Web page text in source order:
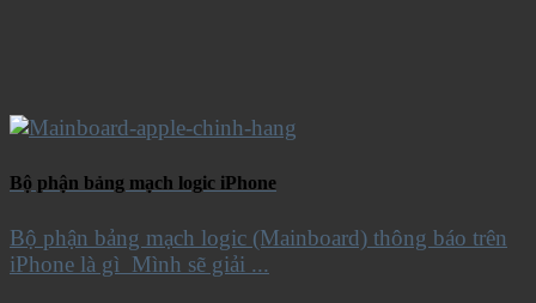
Bộ phận bảng mạch logic iPhone
Bộ phận bảng mạch logic (Mainboard) thông báo trên
iPhone là gì Mình sẽ giải ...